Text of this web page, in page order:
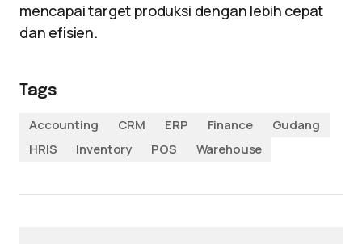
mencapai target produksi dengan lebih cepat
dan efisien.
Tags
Accounting
CRM ERP Finance
Gudang
HRIS
Inventory POS Warehouse